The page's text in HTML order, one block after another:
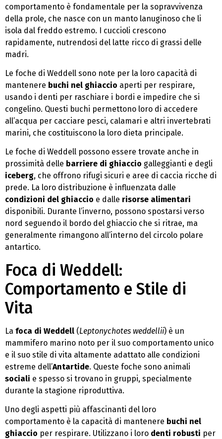
comportamento è fondamentale per la sopravvivenza
della prole, che nasce con un manto lanuginoso che li
isola dal freddo estremo. I cuccioli crescono
rapidamente, nutrendosi del latte ricco di grassi delle
madri.
Le foche di Weddell sono note per la loro capacità di
mantenere buchi nel ghiaccio aperti per respirare,
usando i denti per raschiare i bordi e impedire che si
congelino. Questi buchi permettono loro di accedere
all’acqua per cacciare pesci, calamari e altri invertebrati
marini, che costituiscono la loro dieta principale.
Le foche di Weddell possono essere trovate anche in
prossimità delle barriere di ghiaccio galleggianti e degli
iceberg, che offrono rifugi sicuri e aree di caccia ricche di
prede. La loro distribuzione è influenzata dalle
condizioni del ghiaccio e dalle risorse alimentari
disponibili. Durante l’inverno, possono spostarsi verso
nord seguendo il bordo del ghiaccio che si ritrae, ma
generalmente rimangono all’interno del circolo polare
antartico.
Foca di Weddell:
Comportamento e Stile di
Vita
La foca di Weddell (Leptonychotes weddellii) è un
mammifero marino noto per il suo comportamento unico
e il suo stile di vita altamente adattato alle condizioni
estreme dell’Antartide. Queste foche sono animali
sociali e spesso si trovano in gruppi, specialmente
durante la stagione riproduttiva.
Uno degli aspetti più affascinanti del loro
comportamento è la capacità di mantenere buchi nel
ghiaccio per respirare. Utilizzano i loro denti robusti per